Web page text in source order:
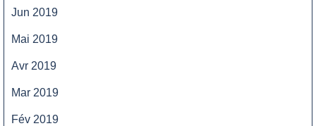
Jun 2019
Mai 2019
Avr 2019
Mar 2019
Fév 2019